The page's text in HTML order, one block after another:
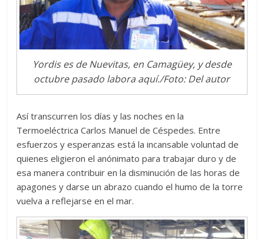
Yordis es de Nuevitas, en Camagüey, y desde
octubre pasado labora aquí./Foto: Del autor
Así transcurren los días y las noches en la
Termoeléctrica Carlos Manuel de Céspedes. Entre
esfuerzos y esperanzas está la incansable voluntad de
quienes eligieron el anónimato para trabajar duro y de
esa manera contribuir en la disminución de las horas de
apagones y darse un abrazo cuando el humo de la torre
vuelva a reflejarse en el mar.